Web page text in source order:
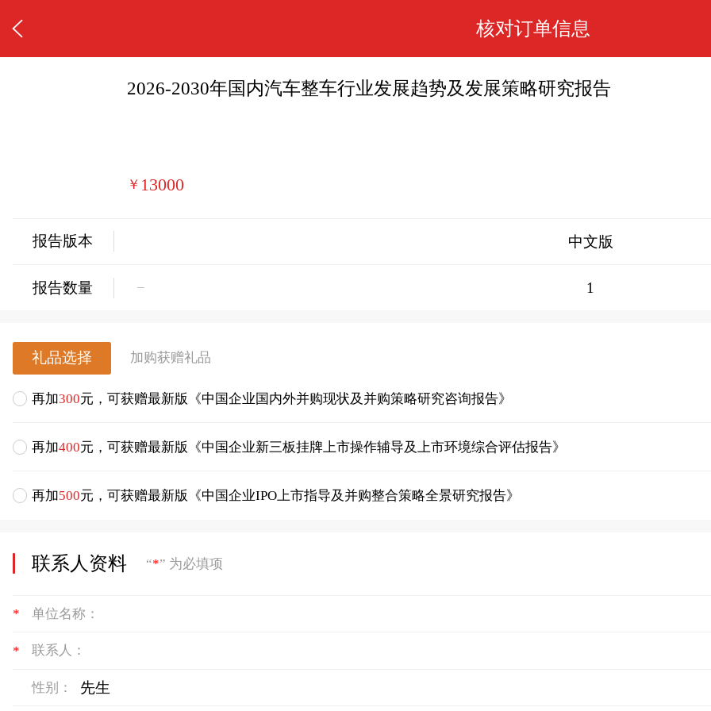
核对订单信息
2026-2030年国内汽车整车行业发展趋势及发展策略研究报告
￥ 13000
报告版本 中文版
报告数量 −
礼品选择 加购获赠礼品
再加300元，可获赠最新版《中国企业国内外并购现状及并购策略研究咨询报告》
再加400元，可获赠最新版《中国企业新三板挂牌上市操作辅导及上市环境综合评估报告》
再加500元，可获赠最新版《中国企业IPO上市指导及并购整合策略全景研究报告》
联系人资料 “*” 为必填项
* 单位名称：
* 联系人：
性别：